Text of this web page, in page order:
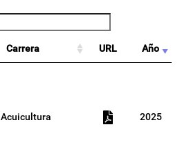
Carrera URL Año
Acuicultura 2025